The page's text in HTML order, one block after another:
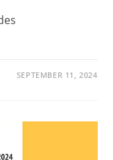
SEPTEMBER 11, 2024